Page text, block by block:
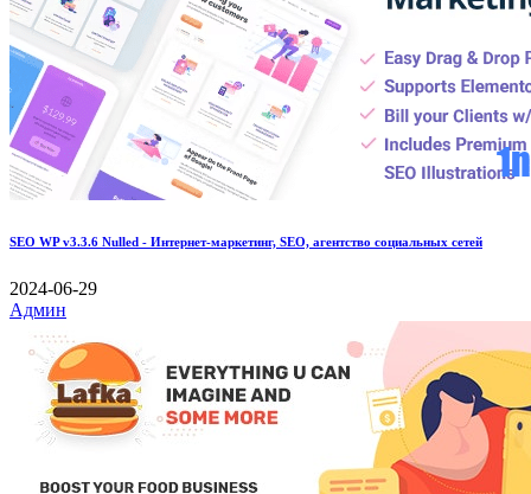
SEO WP v3.3.6 Nulled - Интернет-маркетинг, SEO, агентство социальных сетей
2024-06-29
Админ